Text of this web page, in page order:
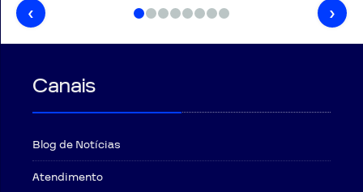
‹ ›
Canais
Blog de Notícias
Atendimento